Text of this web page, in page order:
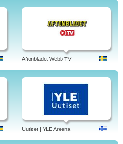
Aftonbladet Webb TV
Uutiset | YLE Areena